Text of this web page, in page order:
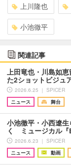
上川隆也
小池徹平
関連記事
上田竜也・川島如
た2ショットビジ
2026.6.25 ｜ SPICER
ニュース
舞台
小池徹平・小西遼
く ミュージカル『
2026.6.23 ｜ SPICER
ニュース
動画